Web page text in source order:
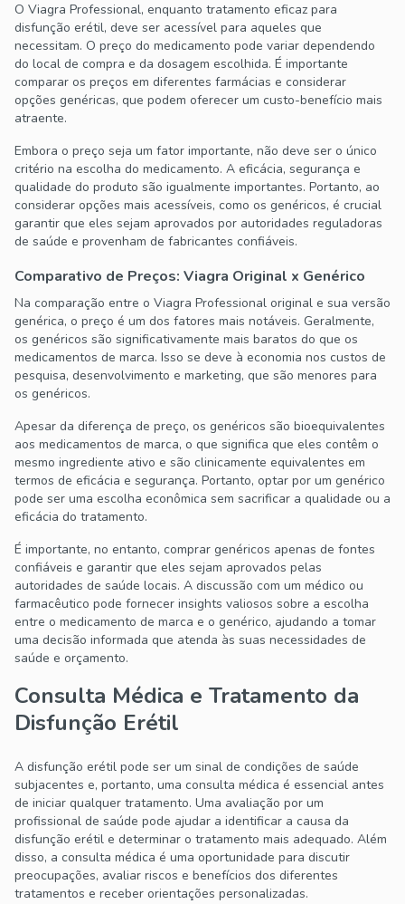
O Viagra Professional, enquanto tratamento eficaz para
disfunção erétil, deve ser acessível para aqueles que
necessitam. O preço do medicamento pode variar dependendo
do local de compra e da dosagem escolhida. É importante
comparar os preços em diferentes farmácias e considerar
opções genéricas, que podem oferecer um custo-benefício mais
atraente.
Embora o preço seja um fator importante, não deve ser o único
critério na escolha do medicamento. A eficácia, segurança e
qualidade do produto são igualmente importantes. Portanto, ao
considerar opções mais acessíveis, como os genéricos, é crucial
garantir que eles sejam aprovados por autoridades reguladoras
de saúde e provenham de fabricantes confiáveis.
Comparativo de Preços: Viagra Original x Genérico
Na comparação entre o Viagra Professional original e sua versão
genérica, o preço é um dos fatores mais notáveis. Geralmente,
os genéricos são significativamente mais baratos do que os
medicamentos de marca. Isso se deve à economia nos custos de
pesquisa, desenvolvimento e marketing, que são menores para
os genéricos.
Apesar da diferença de preço, os genéricos são bioequivalentes
aos medicamentos de marca, o que significa que eles contêm o
mesmo ingrediente ativo e são clinicamente equivalentes em
termos de eficácia e segurança. Portanto, optar por um genérico
pode ser uma escolha econômica sem sacrificar a qualidade ou a
eficácia do tratamento.
É importante, no entanto, comprar genéricos apenas de fontes
confiáveis e garantir que eles sejam aprovados pelas
autoridades de saúde locais. A discussão com um médico ou
farmacêutico pode fornecer insights valiosos sobre a escolha
entre o medicamento de marca e o genérico, ajudando a tomar
uma decisão informada que atenda às suas necessidades de
saúde e orçamento.
Consulta Médica e Tratamento da
Disfunção Erétil
A disfunção erétil pode ser um sinal de condições de saúde
subjacentes e, portanto, uma consulta médica é essencial antes
de iniciar qualquer tratamento. Uma avaliação por um
profissional de saúde pode ajudar a identificar a causa da
disfunção erétil e determinar o tratamento mais adequado. Além
disso, a consulta médica é uma oportunidade para discutir
preocupações, avaliar riscos e benefícios dos diferentes
tratamentos e receber orientações personalizadas.